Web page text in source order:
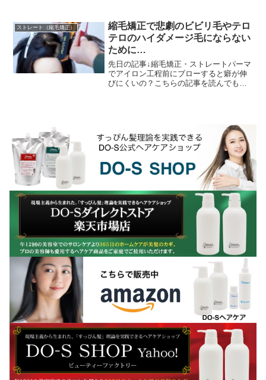
レートに伸ばす...
ストレート（縮毛矯正）
縮毛矯正で悲劇のビビリ毛やテロ
テロのハイダメージ毛にならない
ために…
先日の記事↓縮毛矯正・ストレートパーマ
でアイロン工程前にブローすると癖が伸
びにくいの？こちらの記事を読んでもら